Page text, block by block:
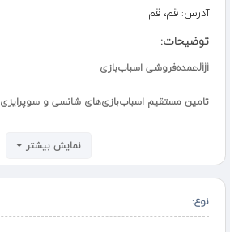
آدرس: قم، قم
توضیحات:
Jijiعمده‌فروشی اسباب‌بازی
تامین مستقیم اسباب‌بازی‌های شانسی و سوپرایزی
✅ سود عالی، کیفیت تضمینی، ارسال سریع
???? ثبت سفارش:
Eita: @jiji_seyedi
نمایش بیشتر
نوع: